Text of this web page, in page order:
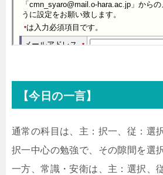
【今日の一言】
通常の科目は、主：択一、従：選択
択一中心の勉強で、その隙間を選
一方、常識・安衛は、主：選択、